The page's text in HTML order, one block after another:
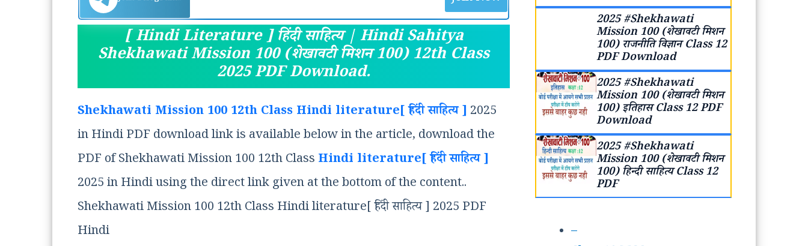
[ Hindi Literature ] हिंदी साहित्य | Hindi Sahitya
Shekhawati Mission 100 (शेखावटी मिशन 100) 12th Class
2025 PDF Download.
Shekhawati Mission 100 12th Class Hindi literature[ हिंदी साहित्य ] 2025
in Hindi PDF download link is available below in the article, download the
PDF of Shekhawati Mission 100 12th Class Hindi literature[ हिंदी साहित्य ]
2025 in Hindi using the direct link given at the bottom of the content..
Shekhawati Mission 100 12th Class Hindi literature[ हिंदी साहित्य ] 2025 PDF
Hindi
2025 #Shekhawati
Mission 100 (शेखावटी मिशन
100) राजनीति विज्ञान Class 12
PDF Download
2025 #Shekhawati
Mission 100 (शेखावटी मिशन
100) इतिहास Class 12 PDF
Download
2025 #Shekhawati
Mission 100 (शेखावटी मिशन
100) हिन्दी साहित्य Class 12
PDF
–